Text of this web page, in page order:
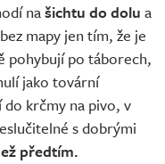
našichtu do dolu a
mapy jen tím, že je
pohybují po táborech,
jako tovární
krčmy na pivo, v
s dobrými
předtím.